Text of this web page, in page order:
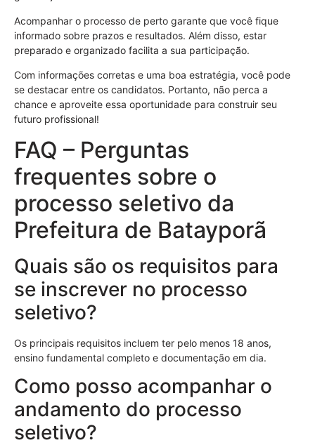
Acompanhar o processo de perto garante que você fique
informado sobre prazos e resultados. Além disso, estar
preparado e organizado facilita a sua participação.
Com informações corretas e uma boa estratégia, você pode
se destacar entre os candidatos. Portanto, não perca a
chance e aproveite essa oportunidade para construir seu
futuro profissional!
FAQ – Perguntas
frequentes sobre o
processo seletivo da
Prefeitura de Batayporã
Quais são os requisitos para
se inscrever no processo
seletivo?
Os principais requisitos incluem ter pelo menos 18 anos,
ensino fundamental completo e documentação em dia.
Como posso acompanhar o
andamento do processo
seletivo?